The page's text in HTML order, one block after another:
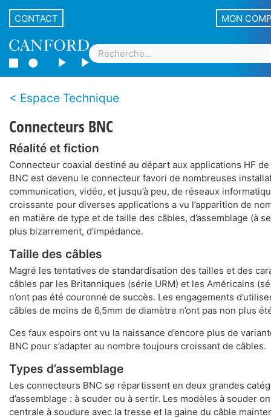
CONTACT MON
Espace Technique
Connecteurs BNC
Réalité et fiction
Connecteur coaxial destiné au départ aux applications HF
BNC est devenu le connecteur favori de nombreuses
communication, vidéo, et jusqu’à peu, de réseaux
croissante pour diverses applications a vu l’apparition de
en matière de type et de taille des câbles, d’assemblage (à
plus bizarrement, d’impédance.
Taille des câbles
Magré les tentatives de standardisation des tailles et des
câbles par les Britanniques (série URM) et les Américains
n’ont pas été couronné de succès. Les engagements
câbles de moins de 6,5mm de diamètre n’ont pas non plus
Ces faux espoirs ont vu la naissance d’encore plus de
BNC pour s’adapter au nombre toujours croissant de câbles.
Types d’assemblage
Les connecteurs BNC se répartissent en deux grandes
d’assemblage : à souder ou à sertir. Les modèles à souder
centrale à soudure avec la tresse et la gaine du câble